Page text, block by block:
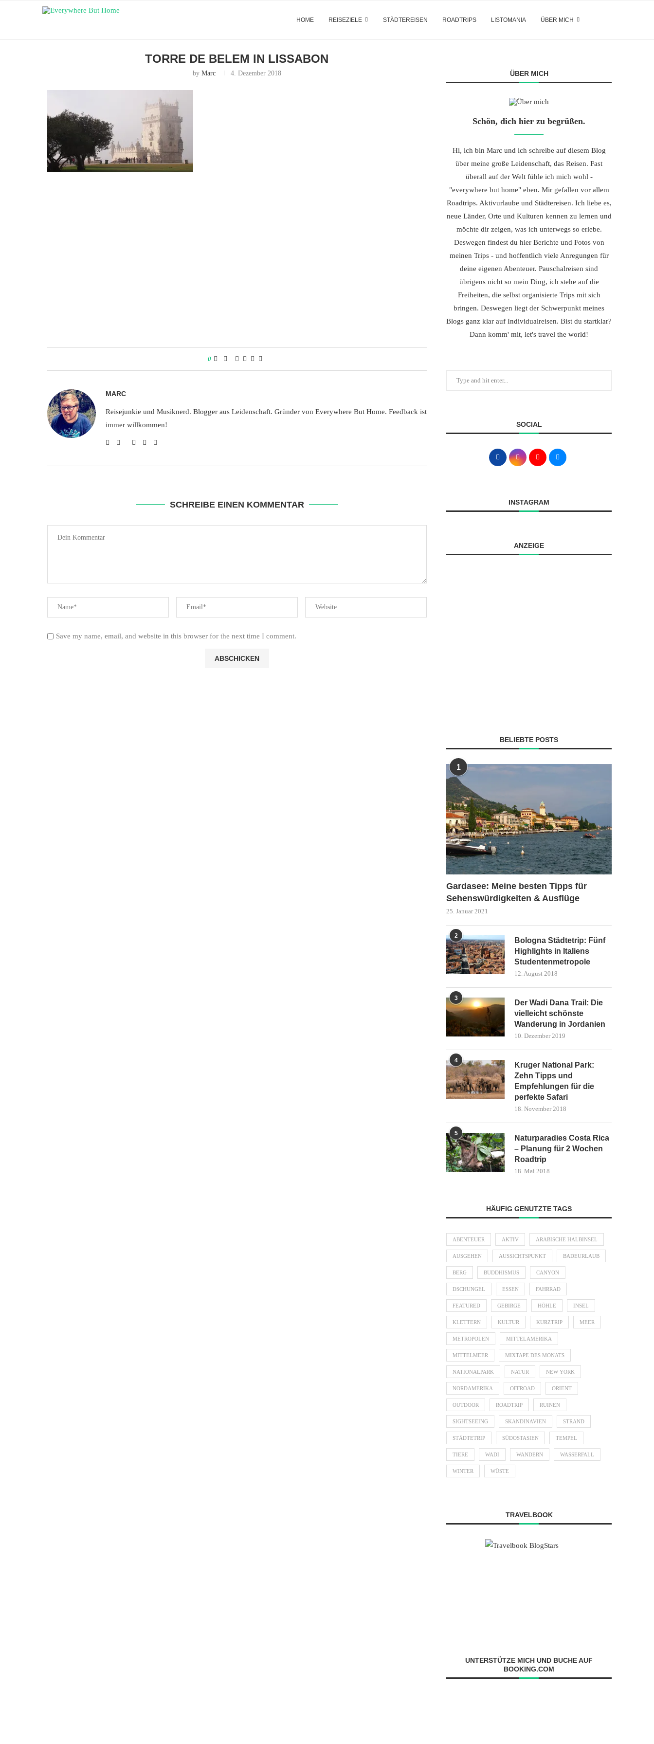
HOME REISEZIELE STÄDTEREISEN ROADTRIPS LISTOMANIA ÜBER MICH
TORRE DE BELEM IN LISSABON
by Marc 4. Dezember 2018
0
MARC
Reisejunkie und Musiknerd. Blogger aus Leidenschaft. Gründer von Everywhere But Home. Feedback ist
immer willkommen!
SCHREIBE EINEN KOMMENTAR
Save my name, email, and website in this browser for the next time I comment.
ÜBER MICH
Schön, dich hier zu begrüßen.
Hi, ich bin Marc und ich schreibe auf diesem Blog
über meine große Leidenschaft, das Reisen. Fast
überall auf der Welt fühle ich mich wohl -
"everywhere but home" eben. Mir gefallen vor allem
Roadtrips. Aktivurlaube und Städtereisen. Ich liebe es,
neue Länder, Orte und Kulturen kennen zu lernen und
möchte dir zeigen, was ich unterwegs so erlebe.
Deswegen findest du hier Berichte und Fotos von
meinen Trips - und hoffentlich viele Anregungen für
deine eigenen Abenteuer. Pauschalreisen sind
übrigens nicht so mein Ding, ich stehe auf die
Freiheiten, die selbst organisierte Trips mit sich
bringen. Deswegen liegt der Schwerpunkt meines
Blogs ganz klar auf Individualreisen. Bist du startklar?
Dann komm' mit, let's travel the world!
SOCIAL
INSTAGRAM
ANZEIGE
BELIEBTE POSTS
1
Gardasee: Meine besten Tipps für
Sehenswürdigkeiten & Ausflüge
25. Januar 2021
2
Bologna Städtetrip: Fünf
Highlights in Italiens
Studentenmetropole
12. August 2018
3
Der Wadi Dana Trail: Die
vielleicht schönste
Wanderung in Jordanien
10. Dezember 2019
4
Kruger National Park:
Zehn Tipps und
Empfehlungen für die
perfekte Safari
18. November 2018
5
Naturparadies Costa Rica
– Planung für 2 Wochen
Roadtrip
18. Mai 2018
HÄUFIG GENUTZTE TAGS
ABENTEUER AKTIV ARABISCHE HALBINSEL
AUSGEHEN AUSSICHTSPUNKT BADEURLAUB
BERG BUDDHISMUS CANYON
DSCHUNGEL ESSEN FAHRRAD
FEATURED GEBIRGE HÖHLE INSEL
KLETTERN KULTUR KURZTRIP MEER
METROPOLEN MITTELAMERIKA
MITTELMEER MIXTAPE DES MONATS
NATIONALPARK NATUR NEW YORK
NORDAMERIKA OFFROAD ORIENT
OUTDOOR ROADTRIP RUINEN
SIGHTSEEING SKANDINAVIEN STRAND
STÄDTETRIP SÜDOSTASIEN TEMPEL
TIERE WADI WANDERN WASSERFALL
WINTER WÜSTE
TRAVELBOOK
UNTERSTÜTZE MICH UND BUCHE AUF
BOOKING.COM